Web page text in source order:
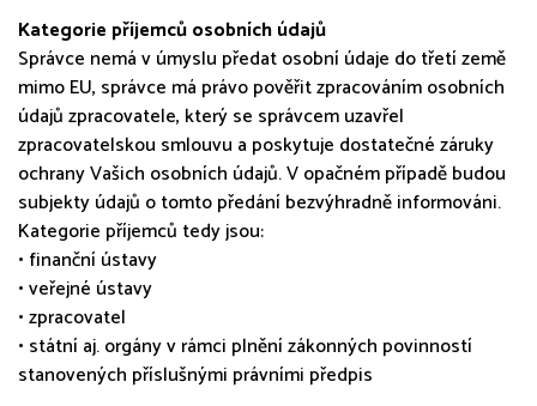
Kategorie příjemců osobních údajů
Správce nemá v úmyslu předat osobní údaje do třetí země
mimo EU, správce má právo pověřit zpracováním osobních
údajů zpracovatele, který se správcem uzavřel
zpracovatelskou smlouvu a poskytuje dostatečné záruky
ochrany Vašich osobních údajů. V opačném případě budou
subjekty údajů o tomto předání bezvýhradně informováni.
Kategorie příjemců tedy jsou:
• finanční ústavy
• veřejné ústavy
• zpracovatel
• státní aj. orgány v rámci plnění zákonných povinností
stanovených příslušnými právními předpis